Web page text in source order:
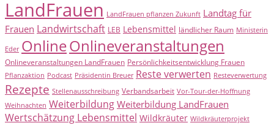
LandFrauen LandFrauen pflanzen Zukunft Landtag für
Frauen Landwirtschaft LEB Lebensmittel ländlicher Raum Ministerin
Eder OnlineOnlineveranstaltungen
Onlineveranstaltungen LandFrauen Persönlichkeitsentwicklung Frauen
Pflanzaktion Podcast Präsidentin Breuer Reste verwerten Resteverwertung
Rezepte Stellenausschreibung Verbandsarbeit Vor-Tour-der-Hoffnung
Weihnachten Weiterbildung Weiterbildung LandFrauen
Wertschätzung Lebensmittel Wildkräuter Wildkräuterprojekt